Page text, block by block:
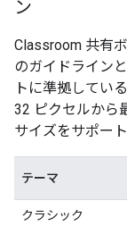
ン
Classroom 共有
のガイドライン
トに準拠してい
32 ピクセルから
サイズをサポート
テーマ
クラシック